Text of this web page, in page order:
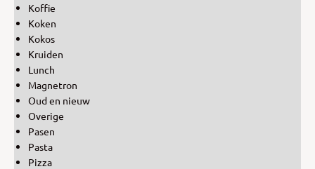
Koffie
Koken
Kokos
Kruiden
Lunch
Magnetron
Oud en nieuw
Overige
Pasen
Pasta
Pizza